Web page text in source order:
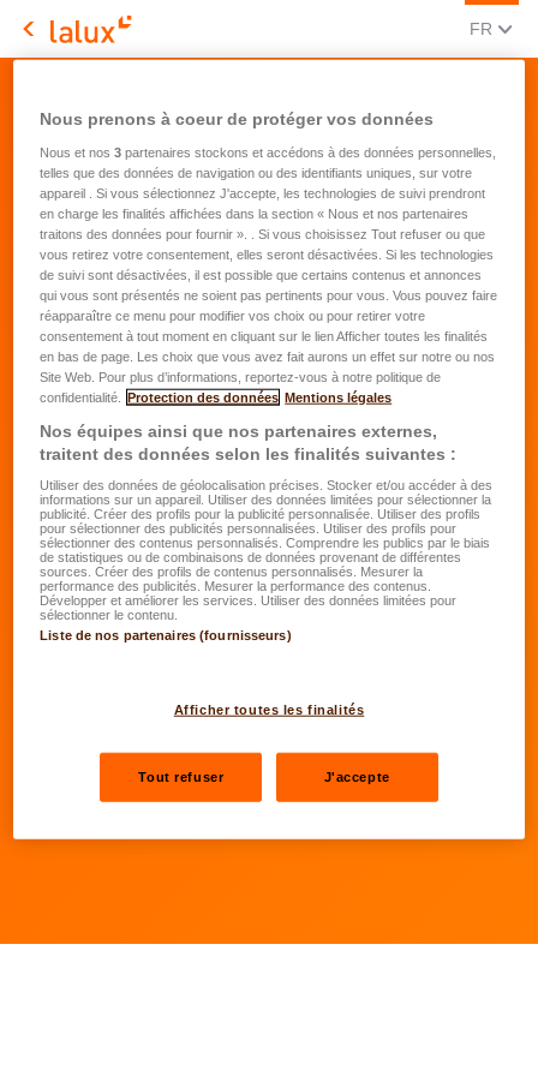
LALUX Assurances
FR
Demande de devis - easyLIFE Mixte
Vos besoins
Pour quelle durée voulez-vous souscrire
votre contrat d'assurance?*
10 ans (min. pour profiter des avantages
fiscaux)
20 ans ou plus
Quelle est la somme que vous êtes prêt à
investir chaque année dans votre
assurance vie?
Prochaine étape
Les champs marqués d'un astérisque (*) sont obligatoires
Nous prenons à coeur de protéger vos données
Nous et nos3 partenaires stockons et accédons à des données personnelles,
telles que des données de navigation ou des identifiants uniques, sur votre
appareil . Si vous sélectionnez J'accepte, les technologies de suivi prendront
en charge les finalités affichées dans la section « Nous et nos partenaires
traitons des données pour fournir ». . Si vous choisissez Tout refuser ou que
vous retirez votre consentement, elles seront désactivées. Si les technologies
de suivi sont désactivées, il est possible que certains contenus et annonces
qui vous sont présentés ne soient pas pertinents pour vous. Vous pouvez faire
réapparaître ce menu pour modifier vos choix ou pour retirer votre
consentement à tout moment en cliquant sur le lien Afficher toutes les finalités
en bas de page. Les choix que vous avez fait aurons un effet sur notre ou nos
Site Web. Pour plus d’informations, reportez-vous à notre politique de
confidentialité.
Protection des données Mentions légales
Nos équipes ainsi que nos partenaires externes,
traitent des données selon les finalités suivantes :
Utiliser des données de géolocalisation précises. Stocker et/ou accéder à des
informations sur un appareil. Utiliser des données limitées pour sélectionner la
publicité. Créer des profils pour la publicité personnalisée. Utiliser des profils
pour sélectionner des publicités personnalisées. Utiliser des profils pour
sélectionner des contenus personnalisés. Comprendre les publics par le biais
de statistiques ou de combinaisons de données provenant de différentes
sources. Créer des profils de contenus personnalisés. Mesurer la
performance des publicités. Mesurer la performance des contenus.
Développer et améliorer les services. Utiliser des données limitées pour
sélectionner le contenu.
Liste de nos partenaires (fournisseurs)
Afficher toutes les finalités
Tout refuser J'accepte